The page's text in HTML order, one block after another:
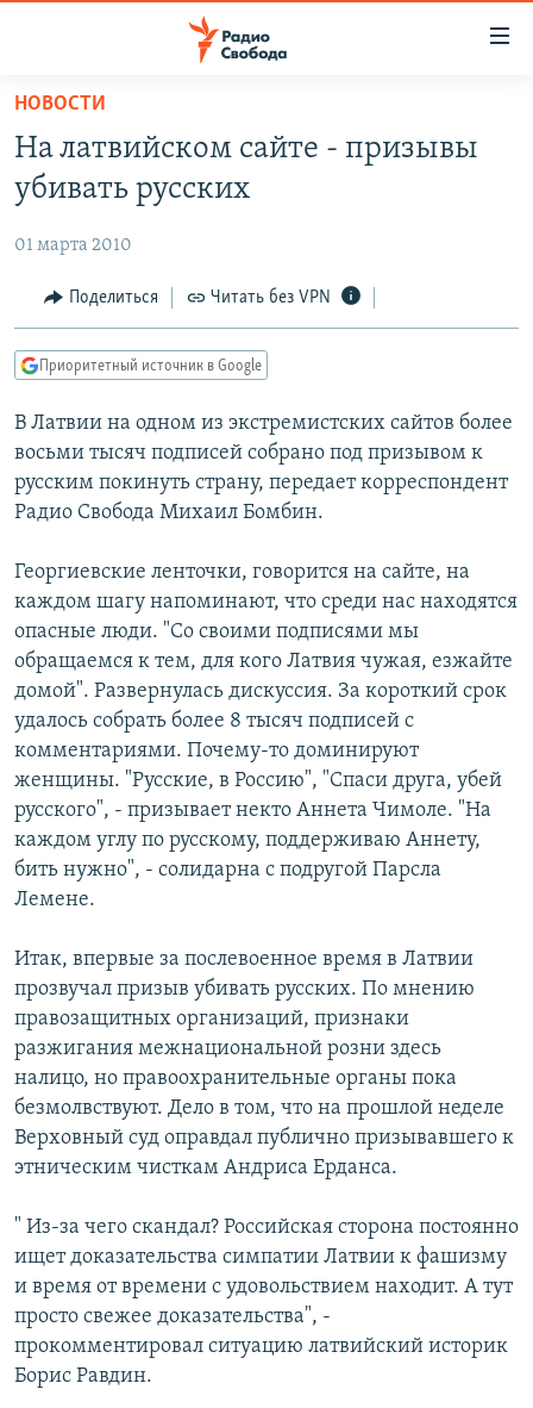
упрощенного
доступа
Вернуться
основному
Вернутся
главной
навигации
Вернутся
поиску
ПОДКАСТЫ
АВТОРСКИЕ ПРОЕКТЫ
ЦИТАТЫ СВОБОДЫ
МНЕНИЯ
IDEL.РЕАЛИИ
КАВКАЗ.РЕАЛИИ
СИБИРЬ.РЕАЛИИ
ПОДПИШИТЕСЬ НА РАССЫЛКУ
СОЦИАЛЬНЫЕ СЕТИ
Все сайты РСЕ/РС
НОВОСТИ
На латвийском сайте - призывы
убивать русских
01 марта 2010
Поделиться Читать без VPN
Приоритетный источник в Google
В Латвии на одном из экстремистских сайтов более
восьми тысяч подписей собрано под призывом к
русским покинуть страну, передает корреспондент
Радио Свобода Михаил Бомбин.
Георгиевские ленточки, говорится на сайте, на
каждом шагу напоминают, что среди нас находятся
опасные люди. "Со своими подписями мы
обращаемся к тем, для кого Латвия чужая, езжайте
домой". Развернулась дискуссия. За короткий срок
удалось собрать более 8 тысяч подписей с
комментариями. Почему-то доминируют
женщины. "Русские, в Россию", "Спаси друга, убей
русского", - призывает некто Аннета Чимоле. "На
каждом углу по русскому, поддерживаю Аннету,
бить нужно", - солидарна с подругой Парсла
Лемене.
Итак, впервые за послевоенное время в Латвии
прозвучал призыв убивать русских. По мнению
правозащитных организаций, признаки
разжигания межнациональной розни здесь
налицо, но правоохранительные органы пока
безмолвствуют. Дело в том, что на прошлой неделе
Верховный суд оправдал публично призывавшего к
этническим чисткам Андриса Ерданса.
" Из-за чего скандал? Российская сторона постоянно
ищет доказательства симпатии Латвии к фашизму
и время от времени с удовольствием находит. А тут
просто свежее доказательства", -
прокомментировал ситуацию латвийский историк
Борис Равдин.